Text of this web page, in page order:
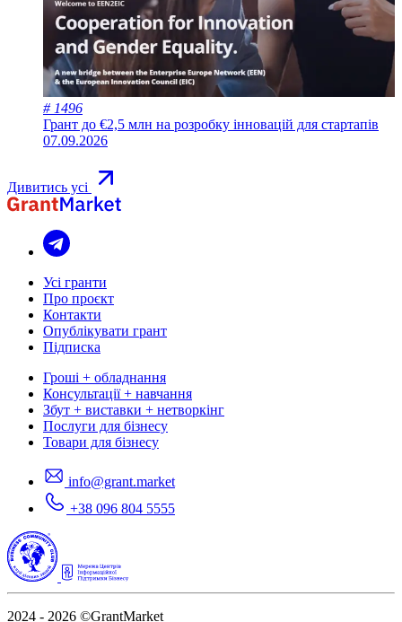
# 1496
Грант до €2,5 млн на розробку інновацій для стартапів
07.09.2026
Дивитись усі
Усі гранти
Про проєкт
Контакти
Опублікувати грант
Підписка
Гроші + обладнання
Консультації + навчання
Збут + виставки + нетворкінг
Послуги для бізнесу
Товари для бізнесу
info@grant.market
+38 096 804 5555
2024 - 2026 ©GrantMarket